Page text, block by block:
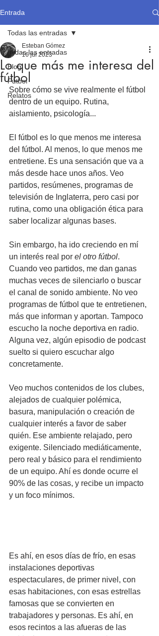
Entrada
Todas las entradas
Blog
Fútbol
Relatos
Todas las entradas
Lo que más me interesa del
fútbol
Esteban Gómez
16 jul 2023
Sobre cómo se vive realmente el fútbol
dentro de un equipo. Rutina,
aislamiento, psicología...
El fútbol es lo que menos me interesa
del fútbol. Al menos, lo que menos me
entretiene. Es una sensación que va a
más desde hace unos años. Veo
partidos, resúmenes, programas de
televisión de Inglaterra, pero casi por
rutina, como una obligación ética para
saber localizar algunas bases.
Sin embargo, ha ido creciendo en mí
un interés real por el otro fútbol.
Cuando veo partidos, me dan ganas
muchas veces de silenciarlo o buscar
el canal de sonido ambiente. No veo
programas de fútbol que te entretienen,
más que informan y aportan. Tampoco
escucho la noche deportiva en radio.
Alguna vez, algún episodio de podcast
suelto si quiero escuchar algo
concretamente.
Veo muchos contenidos de los clubes,
alejados de cualquier polémica,
basura, manipulación o creación de
cualquier interés a favor de saber
quién. Ese ambiente relajado, pero
exigente. Silenciado mediáticamente,
pero real y básico para el rendimiento
de un equipo. Ahí es donde ocurre el
90% de las cosas, y recibe un impacto
y un foco mínimos.
Es ahí, en esos días de frío, en esas
instalaciones deportivas
espectaculares, de primer nivel, con
esas habitaciones, con esas estrellas
famosas que se convierten en
trabajadores y personas. Es ahí, en
esos recintos a las afueras de las